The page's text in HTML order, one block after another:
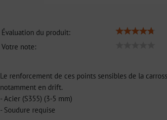
Évaluation du produit:
Votre note:
Le renforcement de ces points sensibles de la
notamment en drift.
- Acier (S355) (3-5 mm)
- Soudure requise